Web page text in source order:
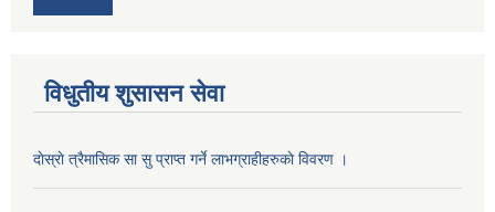
विधुतीय शुसासन सेवा
दाेस्राे त्रैमासिक सा सु प्राप्त गर्ने लाभग्राहीहरुकाे विवरण ।